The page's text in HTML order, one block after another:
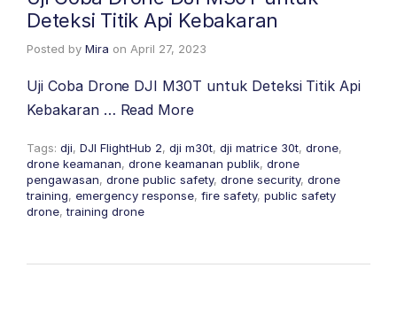
Deteksi Titik Api Kebakaran
Posted by Mira on April 27, 2023
Uji Coba Drone DJI M30T untuk Deteksi Titik Api
Kebakaran … Read More
Tags: dji, DJI FlightHub 2, dji m30t, dji matrice 30t, drone,
drone keamanan, drone keamanan publik, drone
pengawasan, drone public safety, drone security, drone
training, emergency response, fire safety, public safety
drone,training drone